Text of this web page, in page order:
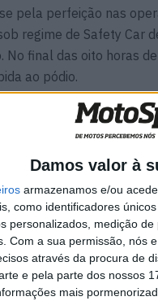
Damos valor à
armazenamos e/ou
como identificadores
personalizados, medição
Com a sua permissão, nós
através da procura de
e pela parte dos nossos
mais
pela perfeição nas
regime de Safety Car
final das oito horas
ao pódio.